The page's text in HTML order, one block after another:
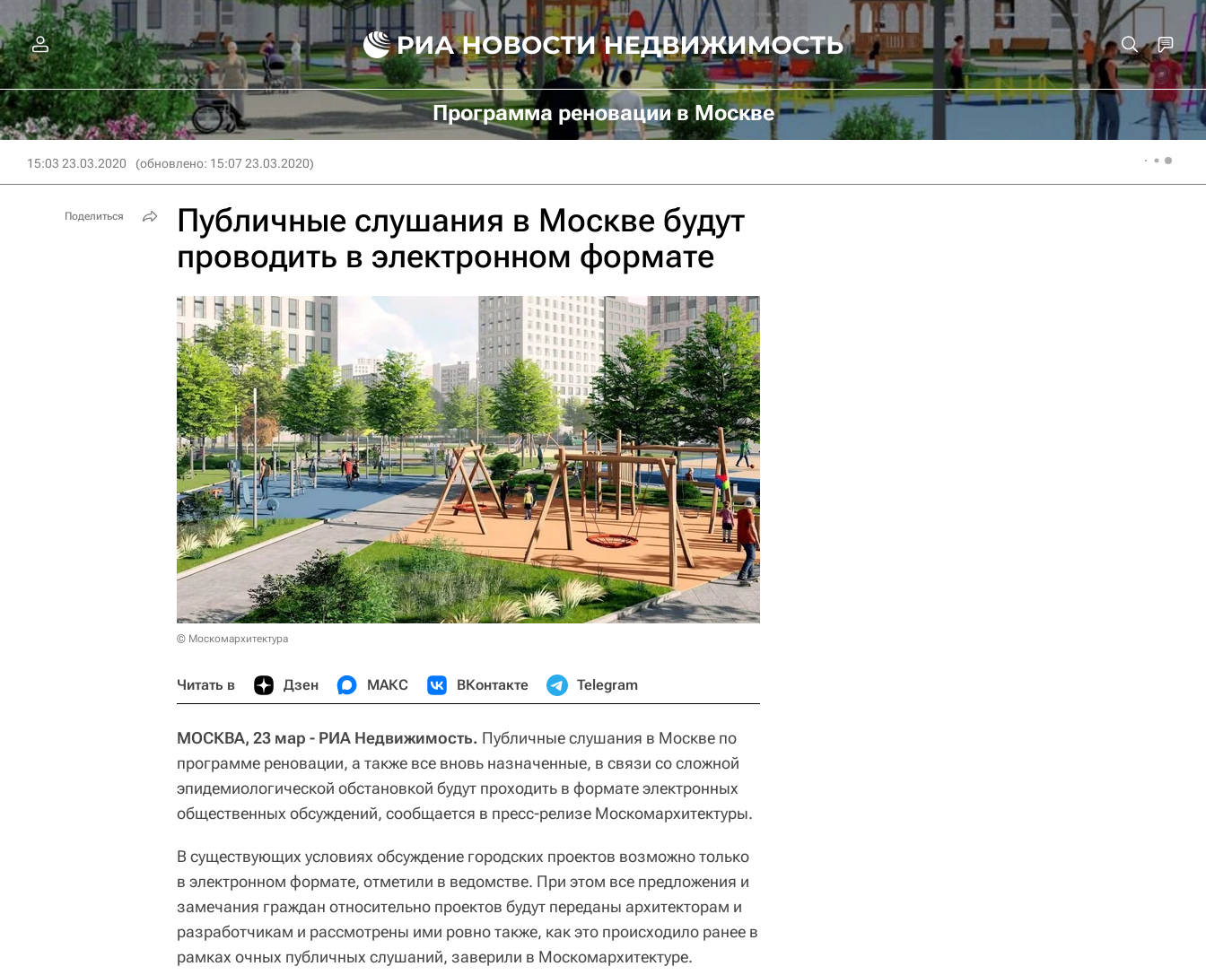
Программа реновации в Москве
15:03 23.03.2020 (обновлено: 15:07 23.03.2020)
Публичные слушания в Москве будут
проводить в электронном формате
© Москомархитектура
Читать в Дзен МАКС ВКонтакте Telegram
МОСКВА, 23 мар - РИА Недвижимость. Публичные слушания в Москве по
программе реновации, а также все вновь назначенные, в связи со сложной
эпидемиологической обстановкой будут проходить в формате электронных
общественных обсуждений, сообщается в пресс-релизе Москомархитектуры.
В существующих условиях обсуждение городских проектов возможно только
в электронном формате, отметили в ведомстве. При этом все предложения и
замечания граждан относительно проектов будут переданы архитекторам и
разработчикам и рассмотрены ими ровно также, как это происходило ранее в
рамках очных публичных слушаний, заверили в Москомархитектуре.
Поделиться